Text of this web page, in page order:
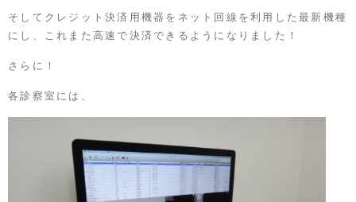
そしてクレジット決済用機器をネット回線を利用した最新機種
にし、これまた高速で決済できるようになりました！
さらに！
各診察室には、